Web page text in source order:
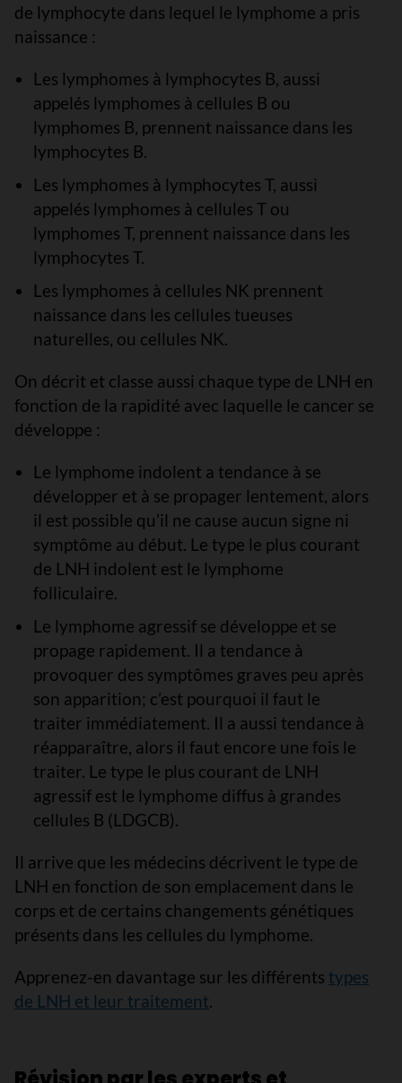
de lymphocyte dans lequel le lymphome a pris
naissance :
Les lymphomes à lymphocytes B, aussi
appelés lymphomes à cellules B ou
lymphomes B, prennent naissance dans les
lymphocytes B.
Les lymphomes à lymphocytes T, aussi
appelés lymphomes à cellules T ou
lymphomes T, prennent naissance dans les
lymphocytes T.
Les lymphomes à cellules NK prennent
naissance dans les cellules tueuses
naturelles, ou cellules NK.
On décrit et classe aussi chaque type de LNH en
fonction de la rapidité avec laquelle le cancer se
développe :
Le lymphome indolent a tendance à se
développer et à se propager lentement, alors
il est possible qu’il ne cause aucun signe ni
symptôme au début. Le type le plus courant
de LNH indolent est le lymphome
folliculaire.
Le lymphome agressif se développe et se
propage rapidement. Il a tendance à
provoquer des symptômes graves peu après
son apparition; c’est pourquoi il faut le
traiter immédiatement. Il a aussi tendance à
réapparaître, alors il faut encore une fois le
traiter. Le type le plus courant de LNH
agressif est le lymphome diffus à grandes
cellules B (LDGCB).
Il arrive que les médecins décrivent le type de
LNH en fonction de son emplacement dans le
corps et de certains changements génétiques
présents dans les cellules du lymphome.
Apprenez-en davantage sur les différents types
de LNH et leur traitement.